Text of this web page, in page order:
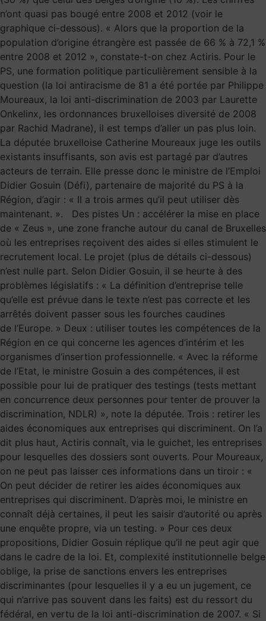
n’ont quasi pas bougé entre 2008 et 2012 (voir le
graphique ci-dessous). « Alors que la proportion de la
population d’origine étrangère est passée de 66 % à 72,1 %
entre 2008 et 2012 », constate-t-on chez Actiris. Pour le
PS, une formation politique particulièrement sensible à la
question (la loi antiracisme de 81 a été portée par Philippe
Moureaux, la loi anti-discrimination de 2003 par Laurette
Onkelinx, les ordonnances bruxelloises diversité de 2008
par Rachid Madrane), il est temps d’aller un pas plus loin.
La députée bruxelloise Catherine Moureaux juge les outils
existants insuffisants, son avis est partagé par d’autres
acteurs de terrain. Elle presse donc le ministre de l’Emploi
Didier Gosuin (Défi), partenaire de majorité du PS à la
Région, d’agir : « Il a trois armes qu’il peut utiliser dès
maintenant. ». Des pistes Un : accélérer la mise en place
de « Zeus », une zone franche autour du canal de Bruxelles
où les entreprises reçoivent des aides si elles stimulent le
recrutement local. Le projet (plus de détails ci-dessous)
n’est nulle part. Selon Didier Gosuin, il se heurte à des
problèmes législatifs : « La définition d’entreprise telle
qu’elle est prévue dans le texte n’est pas correcte et les
arrêtés doivent passer sous les fourches caudines
de l’Europe. » Deux : utiliser toutes les compétences de la
Région en ce qui concerne les agences d’intérim et les
organismes d’insertion professionnelle. « Avec la réforme
de l’Etat, le ministre Gosuin a des compétences, il est
possible pour lui de pratiquer des testings (tests mettant
en concurrence deux personnes pour tenter de prouver la
discrimination, NDLR) », note la députée. Trois : retirer les
aides économiques aux entreprises qui discriminent. On l’a
dit plus haut, Actiris connaît, via le guichet, les entreprises
pour lesquelles des dossiers sont ouverts. Pour Moureaux,
on ne peut pas laisser ces informations dans un tiroir : «
On peut décider de retirer les aides économiques aux
entreprises qui discriminent. D’après moi, le ministre en
connaît déjà certaines, il peut les saisir d’autorité ou après
une enquête propre, via un testing. » Pour ces deux
propositions, Didier Gosuin réplique qu’il ne peut agir que
dans le cadre de la loi. Et, complexité institutionnelle belge
oblige, la prise de sanctions envers les entreprises
discriminantes (pour lesquelles il y a eu un jugement, ce
qui n’arrive pas souvent dans les faits) est du ressort du
fédéral, en vertu de la loi anti-discrimination de 2007. « Si